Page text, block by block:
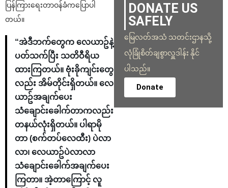
ပြန်ကြားရေးတာဝန်ခံကပြောပါ
တယ်။
“အဲဒီဘက်တွေက လေယာဥ်နဲ့
ပတ်သက်ပြီး သတိဝီရိယ
ထားကြတယ်။ ဗုံးခိုကျင်းတွေ
လည်း အိမ်တိုင်းရှိတယ်။ လေ
ယာဥ်အချက်ပေး
သံချောင်းခေါက်တာကလည်း
တနယ်လုံးရှိတယ်။ ပါရာမို
တာ (စက်တပ်လေထီး) ပဲလာ
လာ၊ လေယာဥ်ပဲလာလာ
သံချောင်းခေါက်အချက်ပေး
ကြတာ။ အဲ့တာကြောင့် လူ
DONATE US
SAFELY
မြေလတ်အသံ သတင်းဌာနသို့
လုံခြုံစိတ်ချစွာလှူဒါန်း နိုင်
ပါသည်။
Donate